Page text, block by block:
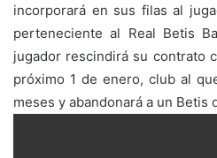
incorporará en sus filas al
perteneciente al Real Betis
jugador rescindirá su contrato
próximo 1 de enero, club al
meses y abandonará a un Betis